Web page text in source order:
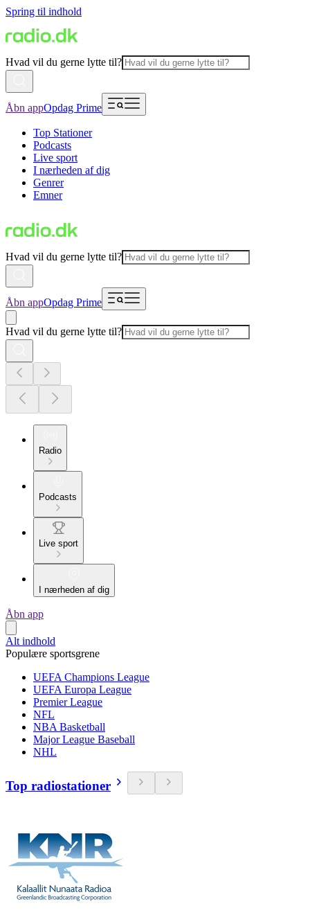
Spring til indhold
Hvad vil du gerne lytte til?
Åbn appOpdag Prime
Top Stationer
Podcasts
Live sport
I nærheden af dig
Genrer
Emner
Hvad vil du gerne lytte til?
Åbn appOpdag Prime
Hvad vil du gerne lytte til?
Radio
Podcasts
Live sport
I nærheden af dig
Åbn app
Alt indhold
Populære sportsgrene
UEFA Champions League
UEFA Europa League
Premier League
NFL
NBA Basketball
Major League Baseball
NHL
Top radiostationer